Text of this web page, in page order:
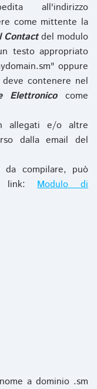
all'indirizzo
come mittente la
Contactdel modulo
testo appropriato
oppure
contenere nel
Elettronicocome
allegati e/o altre
dalla email del
compilare, può
link:Modulo di
a dominio .sm